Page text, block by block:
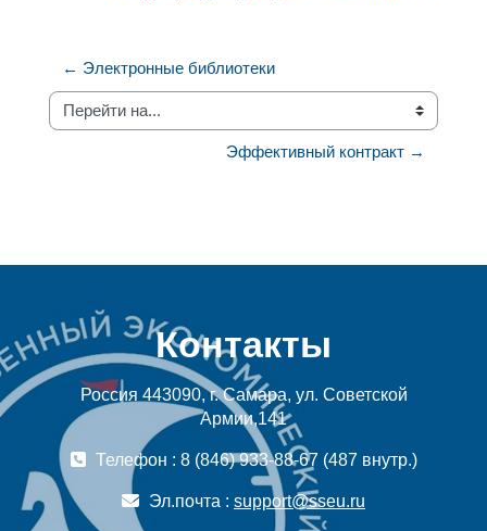
← Электронные библиотеки
Перейти на...
Эффективный контракт →
Контакты
Россия 443090, г. Самара, ул. Советской
Армии,141
Телефон : 8 (846) 933-88-67 (487 внутр.)
Эл.почта : support@sseu.ru